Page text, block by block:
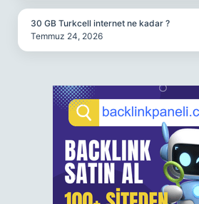
30 GB Turkcell internet ne kadar ?
Temmuz 24, 2026